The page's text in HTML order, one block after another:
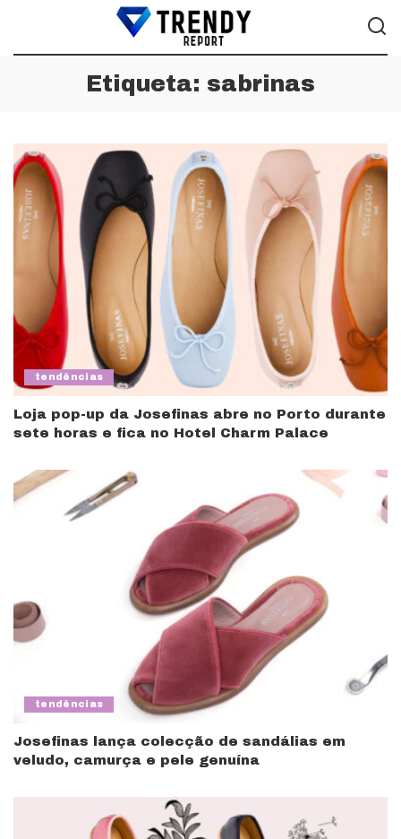
Etiqueta: sabrinas
tendências
Loja pop-up da Josefinas abre no Porto durante
sete horas e fica no Hotel Charm Palace
tendências
Josefinas lança colecção de sandálias em
veludo, camurça e pele genuína